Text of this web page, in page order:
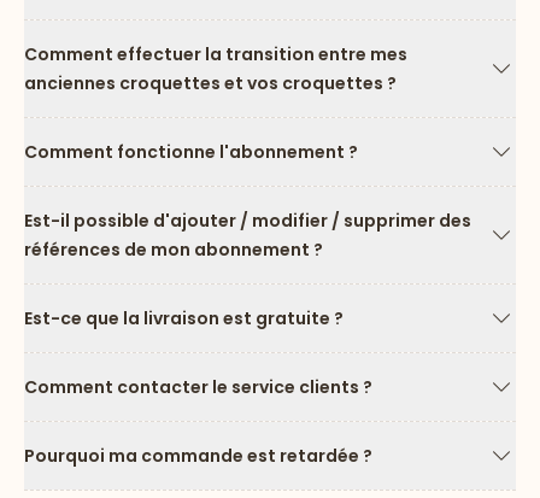
Comment effectuer la transition entre mes
anciennes croquettes et vos croquettes ?
Comment fonctionne l'abonnement ?
Est-il possible d'ajouter / modifier / supprimer des
références de mon abonnement ?
Est-ce que la livraison est gratuite ?
Comment contacter le service clients ?
Pourquoi ma commande est retardée ?